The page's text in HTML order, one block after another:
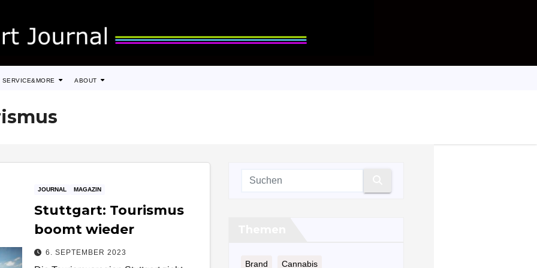
SERVICE&MORE ABOUT
JOURNAL MAGAZIN
Stuttgart: Tourismus
boomt wieder
6. SEPTEMBER 2023
Brand Cannabis